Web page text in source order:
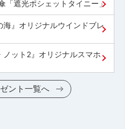
「遮光ポシェットタイニー」
海』オリジナルウインドブレ
ット2』オリジナルスマホ
ント一覧へ